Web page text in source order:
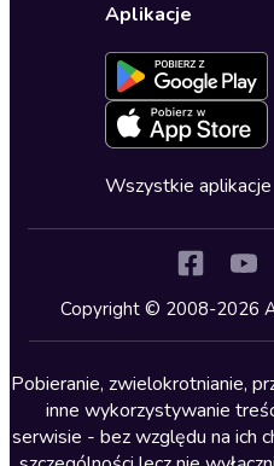
Dla młodzieży
Kryminały
Lektury szkolne
Literatura anglojęzyczna
Literatura faktu
Ustawienia
Formularz
Deklaracja
Oferta dla firm i
Dołącz do
Blog
Zapowiedzi
Cykle audiobooków
Aplikacje
Wszystkie aplikacje
Copyright © 2008-2026
Pobieranie, zwielokrotnianie,
inne wykorzystywanie
serwisie - bez względu na ich